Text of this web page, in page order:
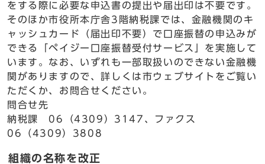
をする際に必要な申込書の提出や届出印は不要です。
そのほか市役所本庁舎3階納税課では、金融機関のキ
ャッシュカード（届出印不要）で口座振替の申込みが
できる「ペイジー口座振替受付サービス」を実施して
います。なお、いずれも一部取扱いのできない金融機
関がありますので、詳しくは市ウェブサイトをご覧い
ただくか、お問合せください。
問合せ先
納税課 06（4309）3147、ファクス
06（4309）3808
組織の名称を改正